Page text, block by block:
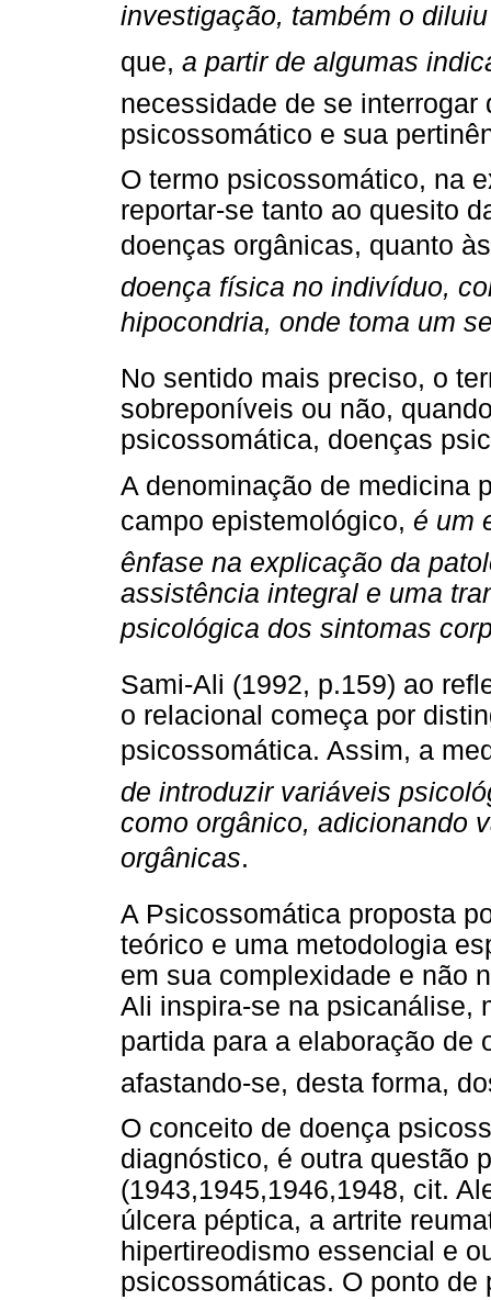
investigação, também o diluiu
que, a partir de algumas
necessidade de se
psicossomático e sua
O termo psicossomático, na
reportar-se tanto ao quesito
doenças orgânicas, quanto
doença física no indivíduo,
hipocondria, onde toma um
No sentido mais preciso, o
sobreponíveis ou não,
psicossomática, doenças
A denominação de medicina
campo epistemológico, é
ênfase na explicação da
assistência integral e uma
psicológica dos sintomas
Sami-Ali (1992, p.159) ao
o relacional começa por
psicossomática. Assim, a
de introduzir variáveis
como orgânico, adicionando
orgânicas.
A Psicossomática proposta
teórico e uma metodologia
em sua complexidade e não
Ali inspira-se na psicanálise,
partida para a elaboração
afastando-se, desta forma,
O conceito de doença
diagnóstico, é outra questão
(1943,1945,1946,1948, cit.
úlcera péptica, a artrite
hipertireodismo essencial e
psicossomáticas. O ponto de